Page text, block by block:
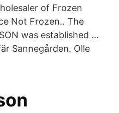
of Frozen
Not Frozen.. The
was established …
Sannegården. Olle